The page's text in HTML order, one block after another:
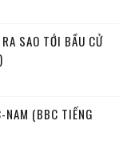
SAO TỚI BẦU CỬ
NAM (BBC TIẾNG